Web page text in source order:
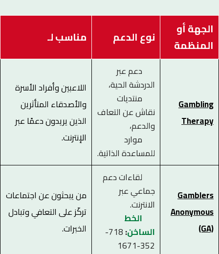
الجهة أو
المنظمة
نوع الدعم مناسب لـ
Gambling
Therapy
دعم عبر
الدردشة الحية،
منتديات
نقاش عن التعاف
والدعم،
موارد
للمساعدة الذاتية.
اللاعبين وأفراد الأسرة
والأصدقاء المتأثرين
الذين يريدون دعمًا عبر
الإنترنت.
Gamblers
Anonymous
(GA)
لقاءات دعم
جماعي عبر
الانترنت.
الخط
الساخن:
718-
352-1671
من يبحثون عن اجتماعات
تركّز على التعافي وتبادل
الخبرات.